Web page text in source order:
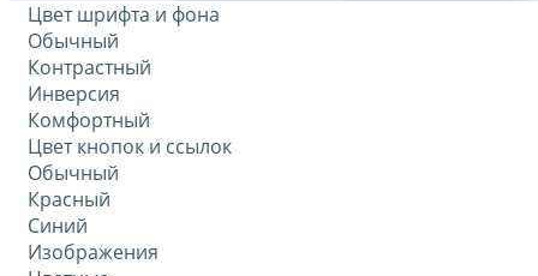
Цвет шрифта и фона
Обычный
Контрастный
Инверсия
Комфортный
Цвет кнопок и ссылок
Обычный
Красный
Синий
Изображения